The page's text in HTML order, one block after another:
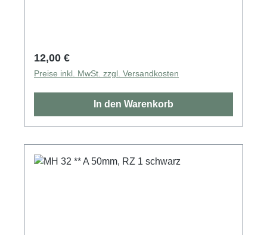
Regulärer Preis:
12,00 €
Preise inkl. MwSt. zzgl. Versandkosten
In den Warenkorb